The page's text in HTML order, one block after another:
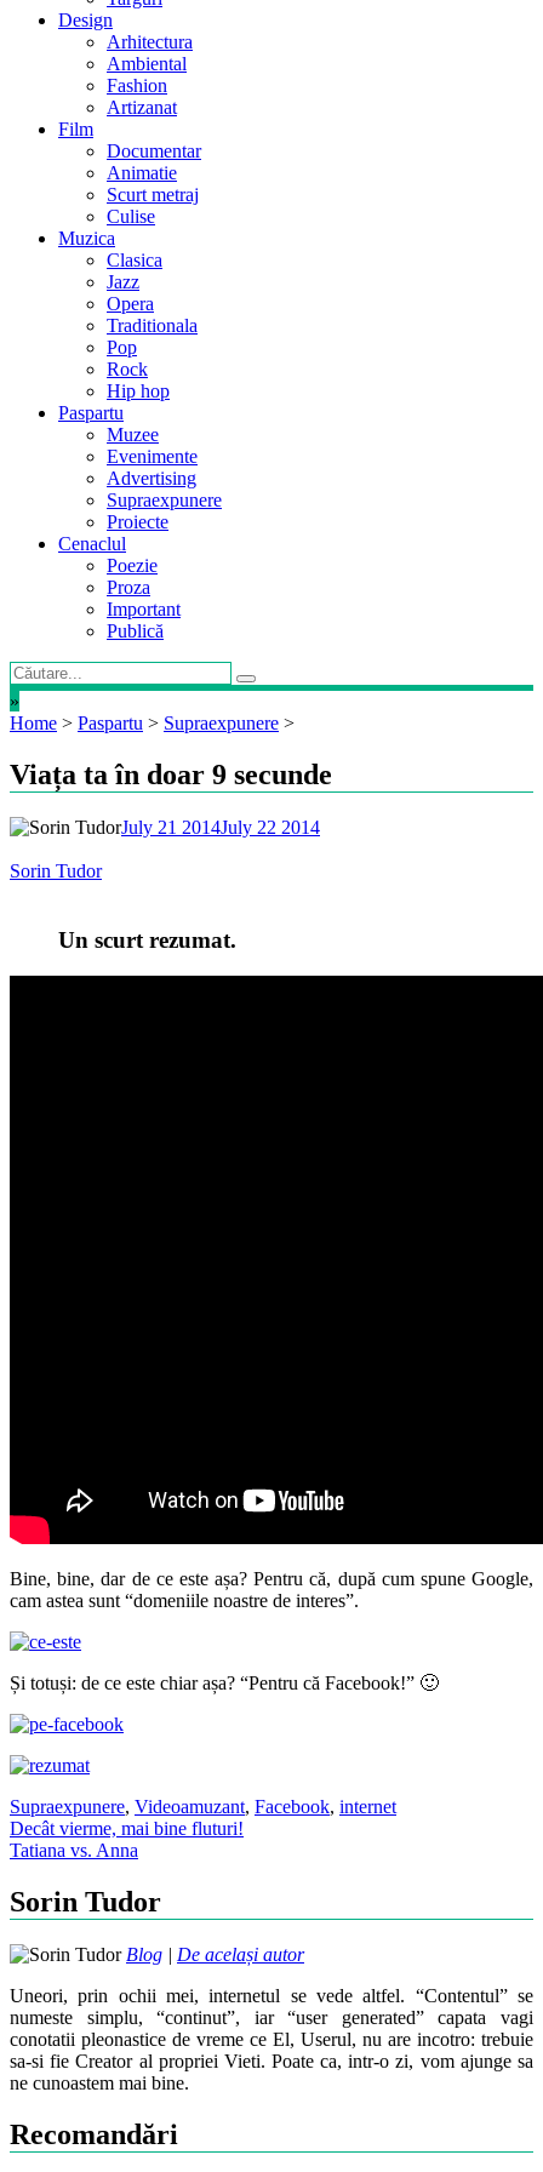
Design
Arhitectura
Ambiental
Fashion
Artizanat
Film
Documentar
Animatie
Scurt metraj
Culise
Muzica
Clasica
Jazz
Opera
Traditionala
Pop
Rock
Hip hop
Paspartu
Muzee
Evenimente
Advertising
Supraexpunere
Proiecte
Cenaclul
Poezie
Proza
Important
Publică
»
Home > Paspartu > Supraexpunere >
Viața ta în doar 9 secunde
July 21 2014July 22 2014
Sorin Tudor
Un scurt rezumat.
Bine, bine, dar de ce este așa? Pentru că, după cum spune Google,
cam astea sunt “domeniile noastre de interes”.
Și totuși: de ce este chiar așa? “Pentru că Facebook!” 🙂
Supraexpunere, Videoamuzant, Facebook, internet
Post
navigation
Decât vierme, mai bine fluturi!
Tatiana vs. Anna
Sorin Tudor
Blog | De același autor
Uneori, prin ochii mei, internetul se vede altfel. “Contentul” se
numeste simplu, “continut”, iar “user generated” capata vagi
conotatii pleonastice de vreme ce El, Userul, nu are incotro: trebuie
sa-si fie Creator al propriei Vieti. Poate ca, intr-o zi, vom ajunge sa
ne cunoastem mai bine.
Recomandări